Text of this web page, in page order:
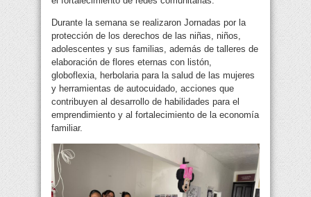
Durante la semana se realizaron Jornadas por la
protección de los derechos de las niñas, niños,
adolescentes y sus familias, además de talleres de
elaboración de flores eternas con listón,
globoflexia, herbolaria para la salud de las mujeres
y herramientas de autocuidado, acciones que
contribuyen al desarrollo de habilidades para el
emprendimiento y al fortalecimiento de la economía
familiar.